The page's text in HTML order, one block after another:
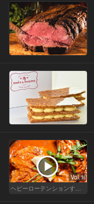
Vol.1
ヘビーローテンションするカレー